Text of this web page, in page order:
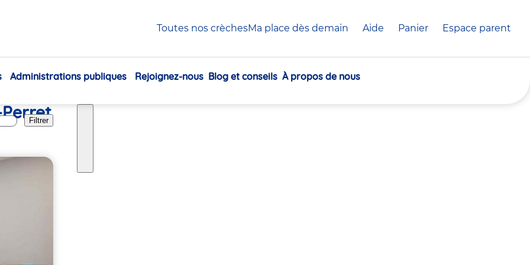
Toutes nos crèchesMa place dès demain Aide Panier crèche(s)
Espace parent
Navigation
Administrations publiques Rejoignez-nous Blog et conseils À propos de nous
Filtrer
30
30